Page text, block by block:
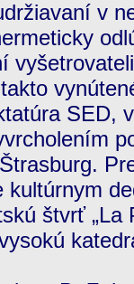
v
SED,
kultúrnym
štvrť „La